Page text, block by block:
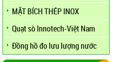
MẶT BÍCH THÉP INOX
Quạt sò Innotech-Việt Nam
Đồng hồ đo lưu lượng nước